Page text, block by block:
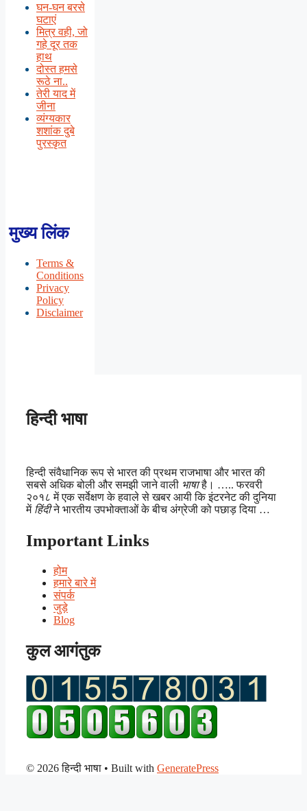
घन-घन बरसे
घटाएं
मित्र वही, जो
गहे दूर तक
हाथ
दोस्त हमसे
रूठे ना..
तेरी याद में
जीना
व्यंग्यकार
शशांक दुबे
पुरस्कृत
मुख्य लिंक
Terms &
Conditions
Privacy
Policy
Disclaimer
हिन्दी भाषा
हिन्दी संवैधानिक रूप से भारत की प्रथम राजभाषा और भारत की
सबसे अधिक बोली और समझी जाने वाली भाषाहै। ….. फरवरी
२०१८ में एक सर्वेक्षण के हवाले से खबर आयी कि इंटरनेट की दुनिया
में हिंदीने भारतीय उपभोक्ताओं के बीच अंग्रेजी को पछाड़ दिया …
Important Links
होम
हमारे बारे में
संपर्क
जुड़े
Blog
कुल आगंतुक
© 2026 हिन्दी भाषा • Built with GeneratePress